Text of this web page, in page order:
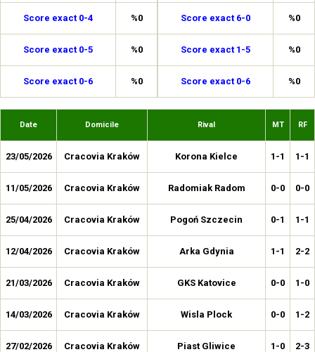
Score exact 0-4 %0
Score exact 0-5 %0
Score exact 0-6 %0
Score exact 6-0 %0
Score exact 1-5 %0
Score exact 0-6 %0
Date Domicile Rival MT RF
23/05/2026 Cracovia Kraków Korona Kielce 1-1 1-1
11/05/2026 Cracovia Kraków Radomiak Radom 0-0 0-0
25/04/2026 Cracovia Kraków Pogoń Szczecin 0-1 1-1
12/04/2026 Cracovia Kraków Arka Gdynia 1-1 2-2
21/03/2026 Cracovia Kraków GKS Katovice 0-0 1-0
14/03/2026 Cracovia Kraków Wisla Plock 0-0 1-2
27/02/2026 Cracovia Kraków Piast Gliwice 1-0 2-3